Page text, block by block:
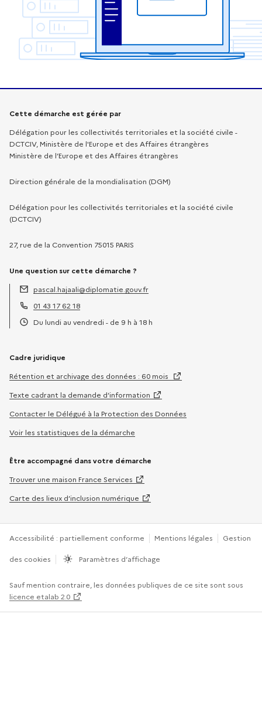
Informations sur la démarche
Cette démarche est gérée par
Délégation pour les collectivités territoriales et la société civile -
DCTCIV, Ministère de l'Europe et des Affaires étrangères
Ministère de l’Europe et des Affaires étrangères
Direction générale de la mondialisation (DGM)
Délégation pour les collectivités territoriales et la société civile
(DCTCIV)
27, rue de la Convention 75015 PARIS
Une question sur cette démarche ?
Adresse électronique :
pascal.hajaali@diplomatie.gouv.fr
Téléphone :
01 43 17 62 18
Du lundi au vendredi - de 9 h à 18 h
Cadre juridique
Rétention et archivage des données : 60 mois
Texte cadrant la demande d’information
Contacter le Délégué à la Protection des Données
Voir les statistiques de la démarche
Être accompagné dans votre démarche
Trouver une maison France Services
Carte des lieux d’inclusion numérique
Accessibilité : partiellement conforme Mentions légales Gestion
des cookies Paramètres d’affichage
Sauf mention contraire, les données publiques de ce site sont sous
licence etalab 2.0